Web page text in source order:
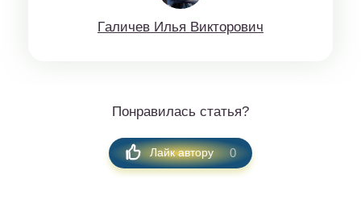
Гaличeв Илья Виктoрoвич
Понравилась статья?
Лайк автору 0